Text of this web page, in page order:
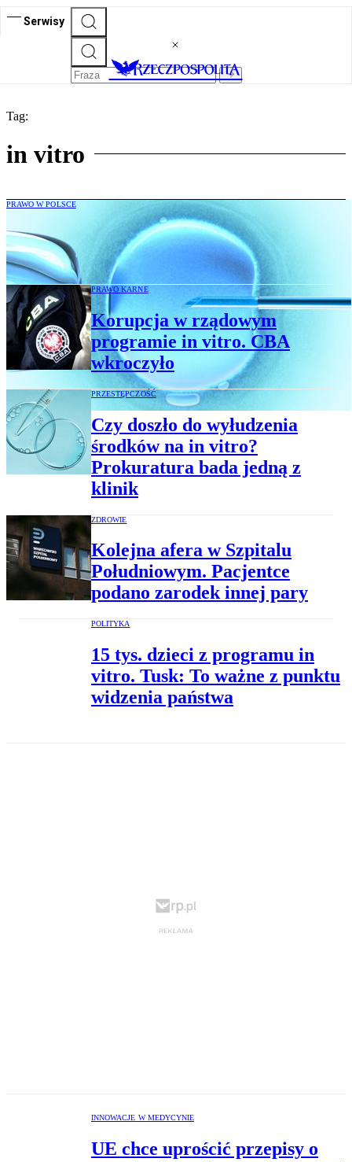
Serwisy
Tag:
in vitro
PRAWO W POLSCE
Problem zarodków samotnych kobiet.
RPO proponuje dwa rozwiązania
PRAWO KARNE
Korupcja w rządowym
programie in vitro. CBA
wkroczyło
PRZESTĘPCZOŚĆ
Czy doszło do wyłudzenia
środków na in vitro?
Prokuratura bada jedną z
klinik
ZDROWIE
Kolejna afera w Szpitalu
Południowym. Pacjentce
podano zarodek innej pary
POLITYKA
15 tys. dzieci z programu in
vitro. Tusk: To ważne z punktu
widzenia państwa
INNOWACJE W MEDYCYNIE
UE chce uprościć przepisy o